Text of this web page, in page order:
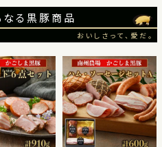
なる黒豚商品
おいしさって、愛だ。